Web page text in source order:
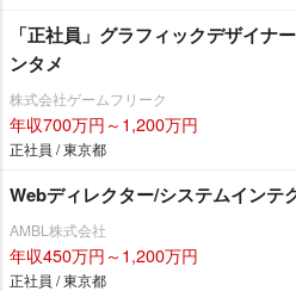
「正社員」グラフィックデザイナ
ンタメ
株式会社ゲームフリーク
年収700万円～1,200万円
正社員 / 東京都
Webディレクター/システムインテ
AMBL株式会社
年収450万円～1,200万円
正社員 / 東京都